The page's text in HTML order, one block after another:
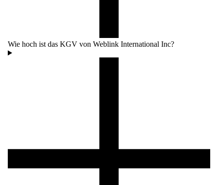
Wie hoch ist das KGV von Weblink International Inc?